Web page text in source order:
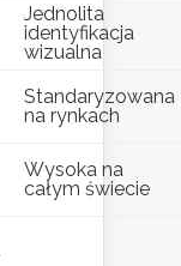
Jednolita
identyfikacja
wizualna
Standaryzowana
na rynkach
Wysoka na
całym świecie